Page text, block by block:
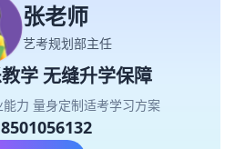
张老师
艺考规划部主任
学 无缝升学保障
力 量身定制适考学习方案